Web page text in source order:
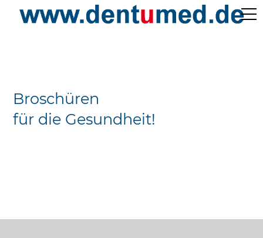
Ärzteverzeichnisse
Broschüren
für die Gesundheit!